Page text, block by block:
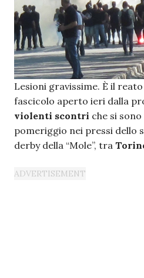
Lesioni gravissime. È il
fascicolo aperto ieri dalla
violenti scontri che si
pomeriggio nei pressi dello
derby della “Mole”, tra